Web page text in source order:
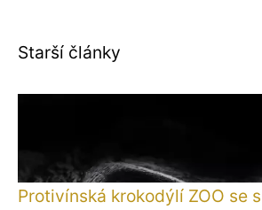
Starší články
Protivínská krokodýlí ZOO se